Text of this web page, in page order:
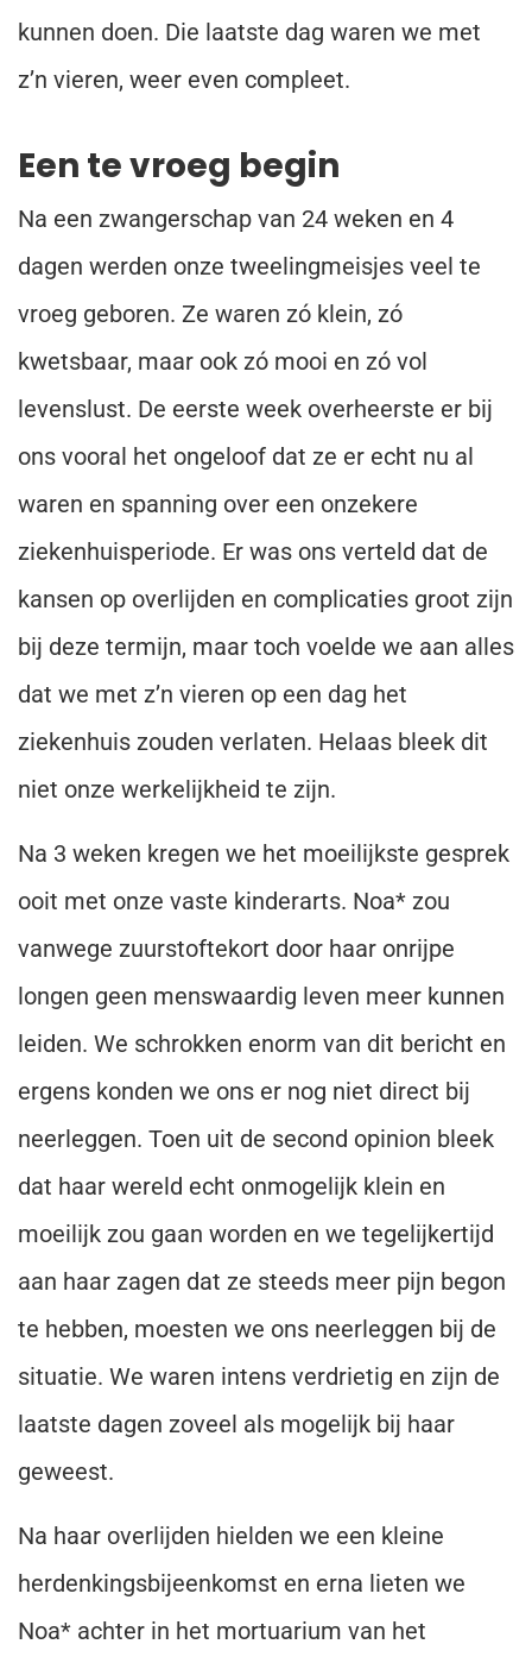
kunnen doen. Die laatste dag waren we met
z’n vieren, weer even compleet.
Een te vroeg begin
Na een zwangerschap van 24 weken en 4
dagen werden onze tweelingmeisjes veel te
vroeg geboren. Ze waren zó klein, zó
kwetsbaar, maar ook zó mooi en zó vol
levenslust. De eerste week overheerste er bij
ons vooral het ongeloof dat ze er echt nu al
waren en spanning over een onzekere
ziekenhuisperiode. Er was ons verteld dat de
kansen op overlijden en complicaties groot zijn
bij deze termijn, maar toch voelde we aan alles
dat we met z’n vieren op een dag het
ziekenhuis zouden verlaten. Helaas bleek dit
niet onze werkelijkheid te zijn.
Na 3 weken kregen we het moeilijkste gesprek
ooit met onze vaste kinderarts. Noa* zou
vanwege zuurstoftekort door haar onrijpe
longen geen menswaardig leven meer kunnen
leiden. We schrokken enorm van dit bericht en
ergens konden we ons er nog niet direct bij
neerleggen. Toen uit de second opinion bleek
dat haar wereld echt onmogelijk klein en
moeilijk zou gaan worden en we tegelijkertijd
aan haar zagen dat ze steeds meer pijn begon
te hebben, moesten we ons neerleggen bij de
situatie. We waren intens verdrietig en zijn de
laatste dagen zoveel als mogelijk bij haar
geweest.
Na haar overlijden hielden we een kleine
herdenkingsbijeenkomst en erna lieten we
Noa* achter in het mortuarium van het